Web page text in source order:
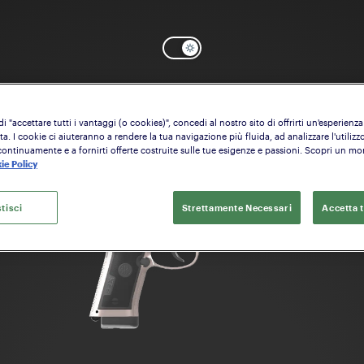
il modello che vuoi configurare
"accettare tutti i vantaggi (o cookies)", concedi al nostro sito di offrirti un'esperienza
I cookie ci aiuteranno a rendere la tua navigazione più fluida, ad analizzare
e a fornirti offerte costruite sulle tue esigenze e passioni. Scopri un
Policy
Strettamente Necessari Accetta